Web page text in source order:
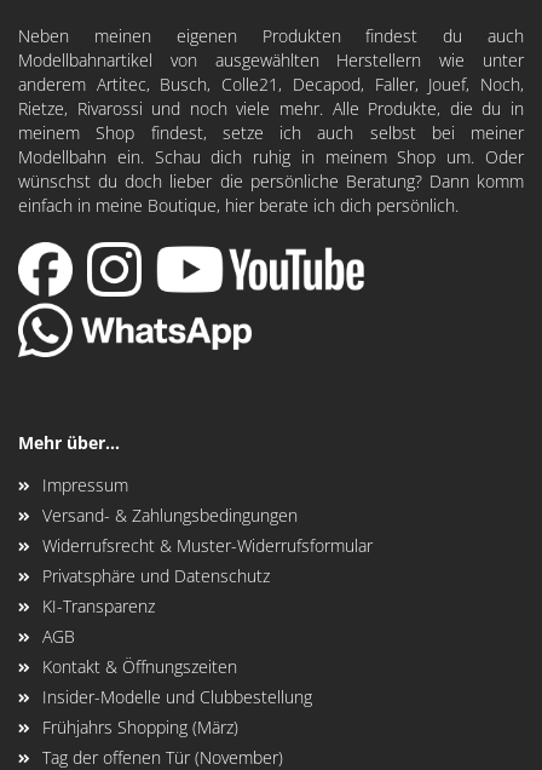
Neben meinen eigenen Produkten findest du auch
Modellbahnartikel von ausgewählten Herstellern wie unter
anderem Artitec, Busch, Colle21 , Decapod, Faller, Jouef, Noch,
Rietze, Rivarossi und noch viele mehr. Alle Produkte, die du in
meinem Shop findest, setze ich auch selbst bei meiner
Modellbahn ein. Schau dich ruhig in meinem Shop um. Oder
wünschst du doch lieber die persönliche Beratung? Dann komm
einfach in meine Boutique, hier berate ich dich persönlich.
Mehr über...
Impressum
Versand- & Zahlungsbedingungen
Widerrufsrecht & Muster-Widerrufsformular
Privatsphäre und Datenschutz
KI-Transparenz
AGB
Kontakt & Öffnungszeiten
Insider-Modelle und Clubbestellung
Frühjahrs Shopping (März)
Tag der offenen Tür (November)